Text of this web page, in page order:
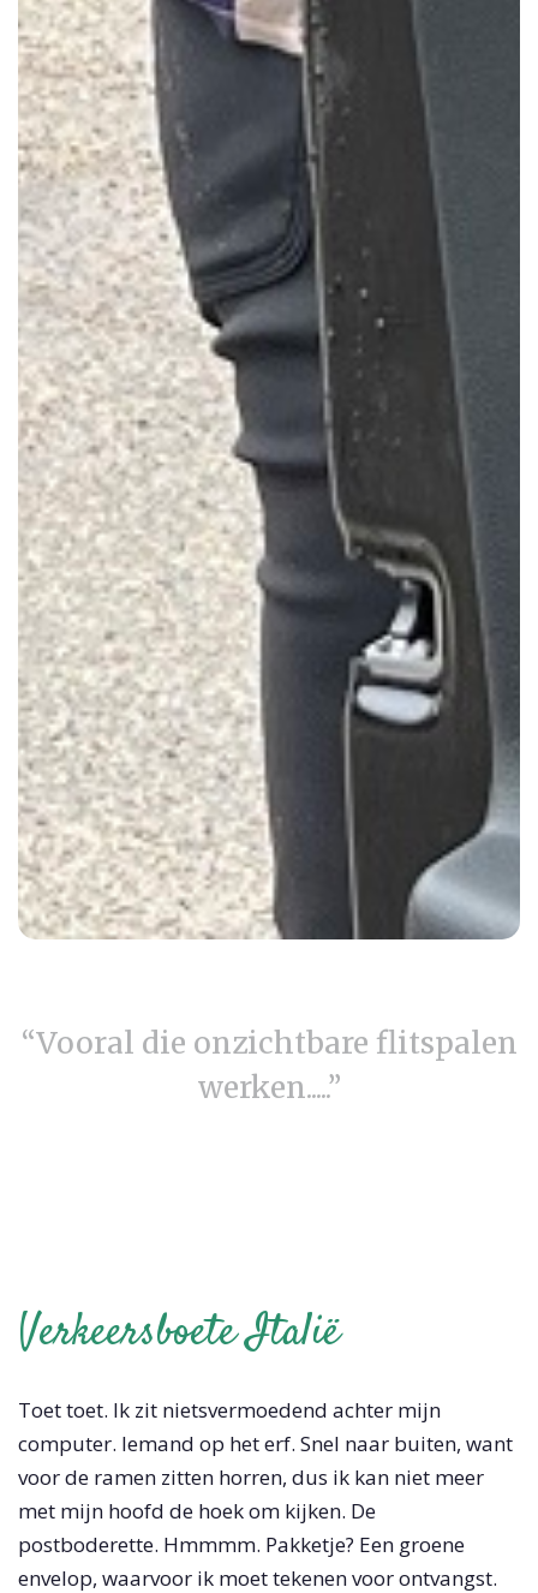
“Vooral die onzichtbare flitspalen
werken.....”
Verkeersboete Italië
Toet toet. Ik zit nietsvermoedend achter mijn
computer. Iemand op het erf. Snel naar buiten, want
voor de ramen zitten horren, dus ik kan niet meer
met mijn hoofd de hoek om kijken. De
postboderette. Hmmmm. Pakketje? Een groene
envelop, waarvoor ik moet tekenen voor ontvangst.